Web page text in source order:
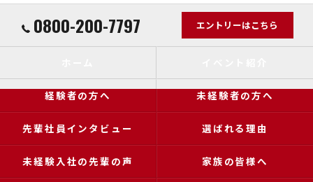
0800-200-7797 エントリーはこちら
経験者の方へ 未経験者の方へ
先輩社員インタビュー 選ばれる理由
未経験入社の先輩の声 家族の皆様へ